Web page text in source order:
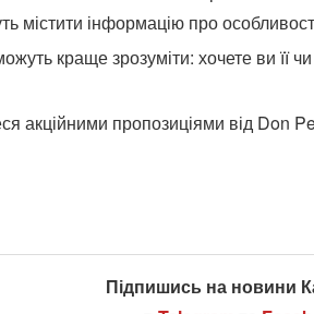
містити інформацію про
краще зрозуміти: хочете ви її
акційними пропозиціями від Don
Підпишись на новини